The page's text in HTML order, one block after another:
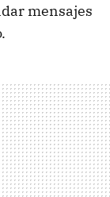
mensajes